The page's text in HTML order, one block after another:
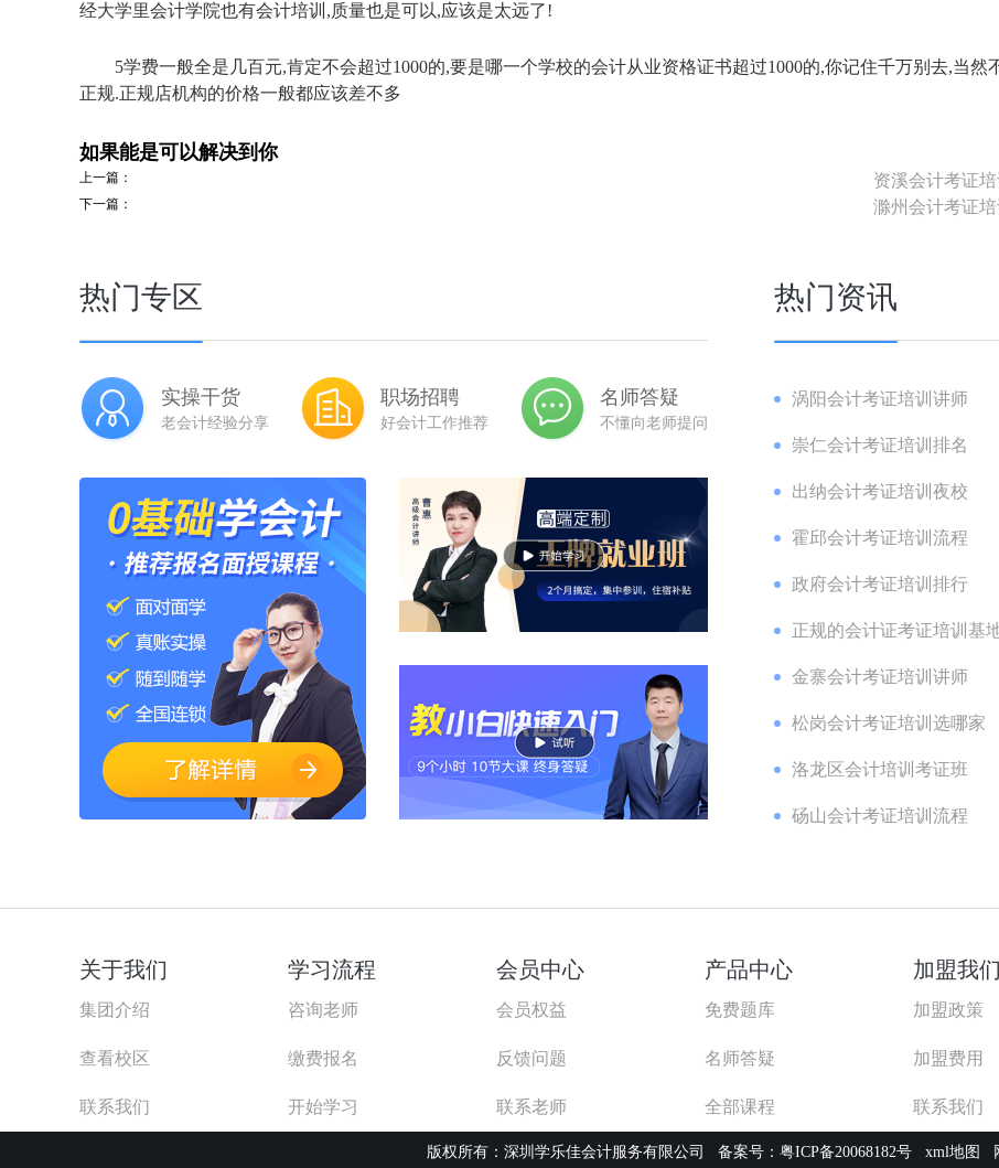
经大学里会计学院也有会计培训,质量也是可以,应该是太远了!
5学费一般全是几百元,肯定不会超过1000的,要是哪一个学校的会计从业资格证书超过1000的,你记住千万别去,当然
正规.正规店机构的价格一般都应该差不多
如果能是可以解决到你
上一篇： 资溪会计考证
下一篇： 滁州会计考证
热门专区
实操干货
老会计经验分享
职场招聘
好会计工作推荐
名师答疑
不懂向老师提问
热门资讯
涡阳会计考证培训讲师
崇仁会计考证培训排名
出纳会计考证培训夜校
霍邱会计考证培训流程
政府会计考证培训排行
正规的会计证考证培训基
金寨会计考证培训讲师
松岗会计考证培训选哪家
洛龙区会计培训考证班
砀山会计考证培训流程
关于我们
集团介绍
查看校区
联系我们
学习流程
咨询老师
缴费报名
开始学习
会员中心
会员权益
反馈问题
联系老师
产品中心
免费题库
名师答疑
全部课程
加盟我们
加盟政策
加盟费用
联系我们
版权所有：深圳学乐佳会计服务有限公司 备案号：粤ICP备20068182号 xml地图